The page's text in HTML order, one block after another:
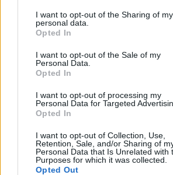
not limited to your visit or usage
grant or deny consent to Google and its
use your data for below specified
consent section.
I want to opt-out of the Sharing of my
personal data.
Opted In
I want to opt-out of the Sale of my
Personal Data.
Opted In
I want to opt-out of processing my
Personal Data for Targeted
Opted In
I want to opt-out of Collection, Use,
Retention, Sale, and/or Sharing of
Personal Data that Is Unrelated with
Purposes for which it was collected.
Opted Out
Continua a leggere
LIFESTYLE